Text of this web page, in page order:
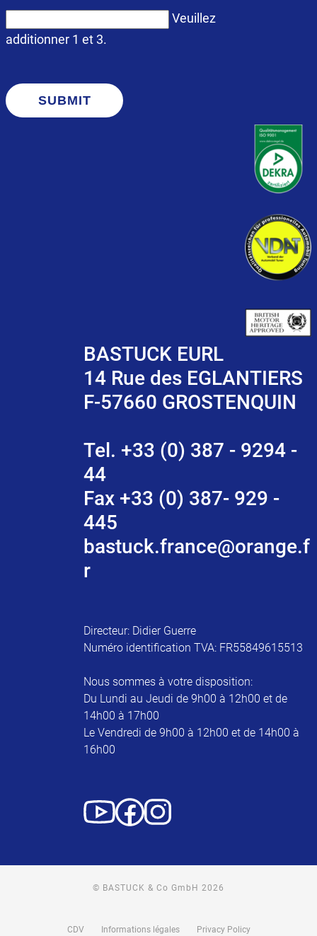
Veuillez
additionner 1 et 3.
SUBMIT
BASTUCK EURL
14 Rue des EGLANTIERS
F-57660 GROSTENQUIN
Tel. +33 (0) 387 - 9294 -
44
Fax +33 (0) 387- 929 -
445
bastuck.france@orange.f
r
Directeur: Didier Guerre
Numéro identification TVA: FR55849615513
Nous sommes à votre disposition:
Du Lundi au Jeudi de 9h00 à 12h00 et de
14h00 à 17h00
Le Vendredi de 9h00 à 12h00 et de 14h00 à
16h00
© BASTUCK & Co GmbH 2026
CDV Informations légales Privacy Policy